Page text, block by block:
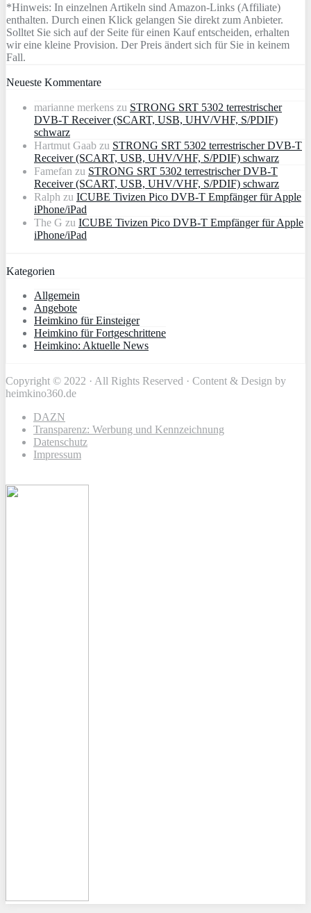
*Hinweis: In einzelnen Artikeln sind Amazon-Links (Affiliate)
enthalten. Durch einen Klick gelangen Sie direkt zum Anbieter.
Solltet Sie sich auf der Seite für einen Kauf entscheiden, erhalten
wir eine kleine Provision. Der Preis ändert sich für Sie in keinem
Fall.
Neueste Kommentare
marianne merkens zu STRONG SRT 5302 terrestrischer
DVB-T Receiver (SCART, USB, UHV/VHF, S/PDIF)
schwarz
Hartmut Gaab zu STRONG SRT 5302 terrestrischer DVB-T
Receiver (SCART, USB, UHV/VHF, S/PDIF) schwarz
Famefan zu STRONG SRT 5302 terrestrischer DVB-T
Receiver (SCART, USB, UHV/VHF, S/PDIF) schwarz
Ralph zu ICUBE Tivizen Pico DVB-T Empfänger für Apple
iPhone/iPad
The G zu ICUBE Tivizen Pico DVB-T Empfänger für Apple
iPhone/iPad
Kategorien
Allgemein
Angebote
Heimkino für Einsteiger
Heimkino für Fortgeschrittene
Heimkino: Aktuelle News
Copyright © 2022 · All Rights Reserved · Content & Design by
heimkino360.de
DAZN
Transparenz: Werbung und Kennzeichnung
Datenschutz
Impressum